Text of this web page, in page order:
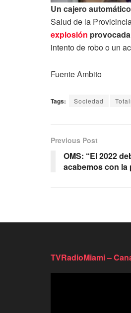
Un cajero
Salud de la
explosión
intento de robo o un
Fuente Ambito
Tags: Sociedad
Previous Post
OMS: “El 2022
acabemos con la
TVRadioMiami –